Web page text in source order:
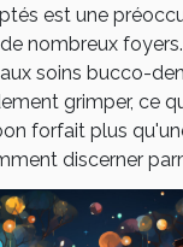
est une
nombreux
soins bucco-
grimper, ce
forfait plus
discerner